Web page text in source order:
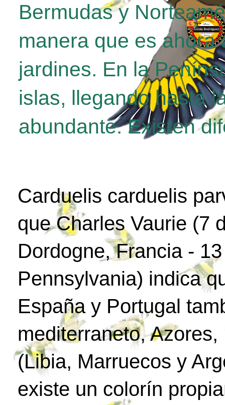
Bermudas y
manera que es
jardines. En la
islas, llegando hasta
abundante. Existen
Carduelis carduelis
que Charles Vaurie (7
Dordogne, Francia -
Pennsylvania) indica
España y Portugal
mediterraneto,
(Libia, Marruecos y
existe un colorín